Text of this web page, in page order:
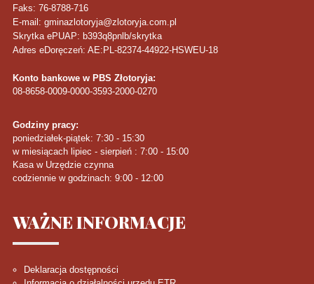
Faks: 76-8788-716
E-mail: gminazlotoryja@zlotoryja.com.pl
Skrytka ePUAP: b393q8pnlb/skrytka
Adres eDoręczeń: AE:PL-82374-44922-HSWEU-18
Konto bankowe w PBS Złotoryja:
08-8658-0009-0000-3593-2000-0270
Godziny pracy:
poniedziałek-piątek: 7:30 - 15:30
w miesiącach lipiec - sierpień : 7:00 - 15:00
Kasa w Urzędzie czynna
codziennie w godzinach: 9:00 - 12:00
WAŻNEINFORMACJE
Deklaracja dostępności